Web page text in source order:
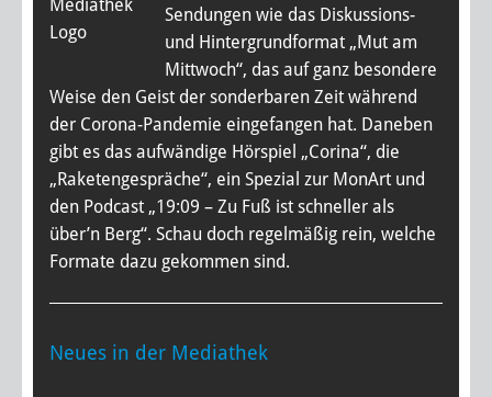
Sendungen wie das Diskussions-
und Hintergrundformat „Mut am
Mittwoch“, das auf ganz besondere
Weise den Geist der sonderbaren Zeit während
der Corona-Pandemie eingefangen hat. Daneben
gibt es das aufwändige Hörspiel „Corina“, die
„Raketengespräche“, ein Spezial zur MonArt und
den Podcast „19:09 – Zu Fuß ist schneller als
über’n Berg“. Schau doch regelmäßig rein, welche
Formate dazu gekommen sind.
Neues in der Mediathek